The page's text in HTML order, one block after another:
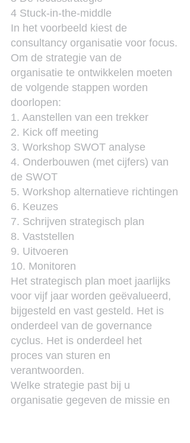
4 Stuck-in-the-middle
In het voorbeeld kiest de
consultancy organisatie voor focus.
Om de strategie van de
organisatie te ontwikkelen moeten
de volgende stappen worden
doorlopen:
1. Aanstellen van een trekker
2. Kick off meeting
3. Workshop SWOT analyse
4. Onderbouwen (met cijfers) van
de SWOT
5. Workshop alternatieve richtingen
6. Keuzes
7. Schrijven strategisch plan
8. Vaststellen
9. Uitvoeren
10. Monitoren
Het strategisch plan moet jaarlijks
voor vijf jaar worden geëvalueerd,
bijgesteld en vast gesteld. Het is
onderdeel van de governance
cyclus. Het is onderdeel het
proces van sturen en
verantwoorden.
Welke strategie past bij u
organisatie gegeven de missie en